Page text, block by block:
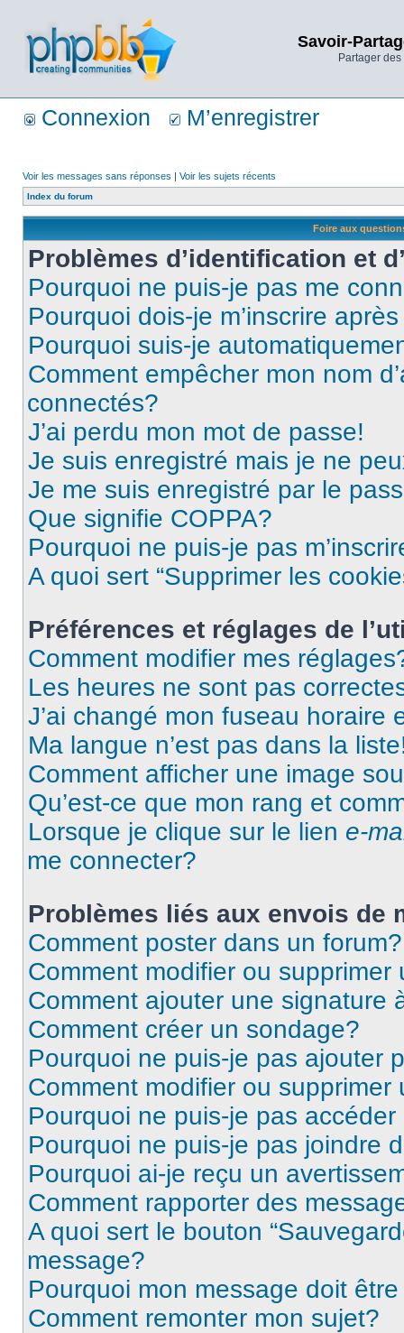
Savoir-
Partager
Connexion M’enregistrer
Voir les messages sans réponses | Voir les sujets récents
Index du forum
Foire aux
Problèmes d’identification et
Pourquoi ne puis-je pas me
Pourquoi dois-je m’inscrire
Pourquoi suis-je
Comment empêcher mon nom
connectés?
J’ai perdu mon mot de passe!
Je suis enregistré mais je ne
Je me suis enregistré par le
Que signifie COPPA?
Pourquoi ne puis-je pas
A quoi sert “Supprimer les
Préférences et réglages de
Comment modifier mes
Les heures ne sont pas
J’ai changé mon fuseau horaire
Ma langue n’est pas dans la
Comment afficher une image
Qu’est-ce que mon rang et
Lorsque je clique sur le lien e-
me connecter?
Problèmes liés aux envois de
Comment poster dans un forum?
Comment modifier ou supprimer
Comment ajouter une signature
Comment créer un sondage?
Pourquoi ne puis-je pas ajouter
Comment modifier ou supprimer
Pourquoi ne puis-je pas
Pourquoi ne puis-je pas joindre
Pourquoi ai-je reçu un
Comment rapporter des
A quoi sert le bouton
message?
Pourquoi mon message doit
Comment remonter mon sujet?